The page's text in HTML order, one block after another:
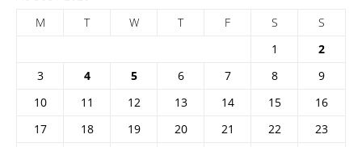
M
T W T F S
S
1
2
3
4 5 6 7 8
9
10
11 12 13 14 15
16
17
18 19 20 21 22
23